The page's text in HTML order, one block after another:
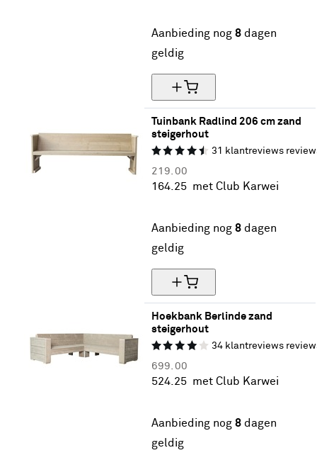
Aanbieding nog 8 dagen
geldig
Tuinbank Radlind 206 cm zand
steigerhout
31 klantreviews
219. 00
164. 25 met Club Karwei
Aanbieding nog 8 dagen
geldig
Hoekbank Berlinde zand
steigerhout
34 klantreviews
699. 00
524. 25 met Club Karwei
Aanbieding nog 8 dagen
geldig